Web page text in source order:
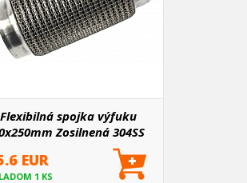
Flexibilná spojka výfuku
Zosilnená 304SS
EUR
1 KS